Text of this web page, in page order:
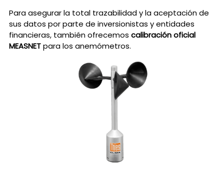
Para asegurar la total trazabilidad y la aceptación de
sus datos por parte de inversionistas y entidades
financieras, también ofrecemos calibración oficial
MEASNETpara los anemómetros.